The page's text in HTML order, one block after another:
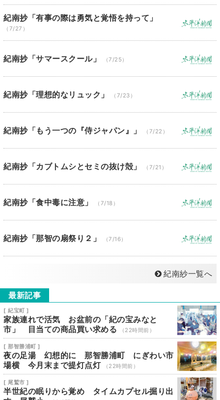
紀南抄「有事の際は勇気と覚悟を持って」
（7/27）
紀南抄「サマースクール」 （7/25）
紀南抄「理想的なリュック」 （7/23）
紀南抄「もう一つの『侍ジャパン』」 （7/22）
紀南抄「カブトムシとセミの抜け殻」 （7/21）
紀南抄「食中毒に注意」 （7/18）
紀南抄「那智の扇祭り２」 （7/16）
紀南紗一覧へ
最新記事
[ 紀宝町 ]
家族連れで活気 お盆前の「紀の宝みなと
市」 目当ての商品買い求める
（22時間前）
[ 那智勝浦町 ]
夜の足湯 幻想的に 那智勝浦町 にぎわい市
場横 今月末まで提灯点灯
（22時間前）
[ 尾鷲市 ]
半世紀の眠りから覚め タイムカプセル掘り出